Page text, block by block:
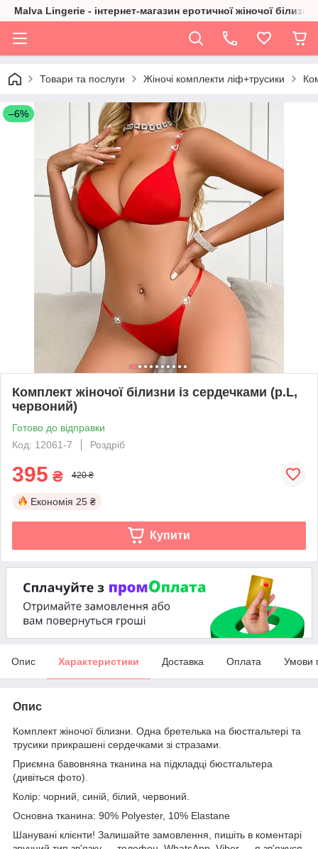
Malva Lingerie - інтернет-магазин еротичної жіночої білизни
Товари та послуги Жіночі комплекти ліф+трусики
–6%
Комплект жіночої білизни із сердечками (р.L,
червоний)
Готово до відправки
Код: 12061-7
Роздріб
395 ₴ 420 ₴
Економія 25 ₴
Купити
Опис Характеристики Доставка Оплата Умови
Опис
Комплект жіночої білизни. Одна бретелька на бюстгальтері та
трусики прикрашені сердечками зі стразами.
Приємна бавовняна тканина на підкладці бюстгальтера
(дивіться фото).
Колір: чорний, синій, білий, червоний.
Основна тканина: 90% Polyester, 10% Elastane
Шанувані клієнти! Залишайте замовлення, пишіть в коментарі